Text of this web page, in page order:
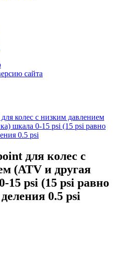
сайта
колес с низким давлением
шкала 0-15 psi (15 psi равно
0.5 psi
для колес с
(ATV и другая
15 psi (15 psi равно
0.5 psi